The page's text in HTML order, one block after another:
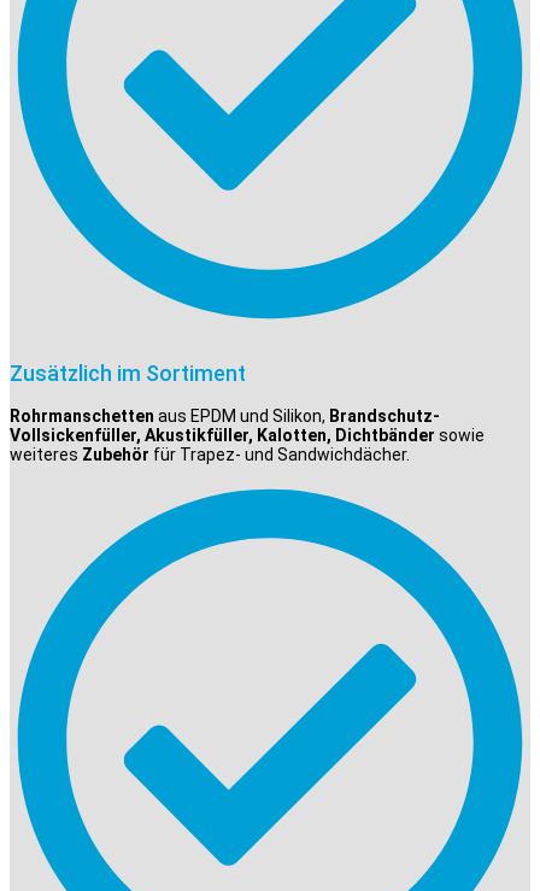
Zusätzlich im Sortiment
Rohrmanschetten aus EPDM und Silikon, Brandschutz-
Vollsickenfüller, Akustikfüller, Kalotten, Dichtbänder sowie
weiteres Zubehör für Trapez- und Sandwichdächer.